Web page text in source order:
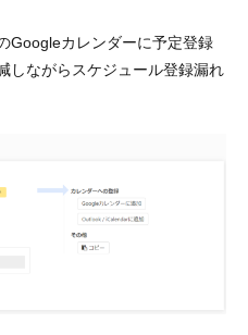
Googleカレンダーに予定登録
しながらスケジュール登録漏れ